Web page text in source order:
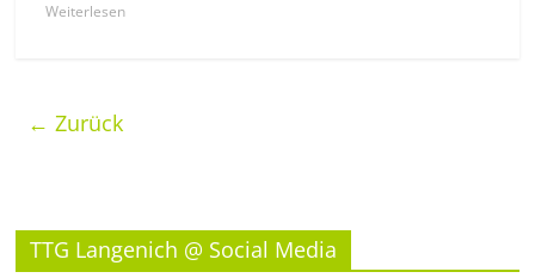
Weiterlesen
← Zurück
TTG Langenich @ Social Media